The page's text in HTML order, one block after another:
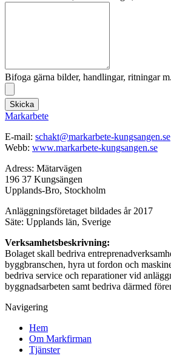
Bifoga gärna bilder, handlingar, ritningar
Skicka
Markarbete
E-mail: schakt@markarbete-kungsangen.se
Webb: www.markarbete-kungsangen.se
Adress: Mätarvägen
196 37 Kungsängen
Upplands-Bro, Stockholm
Anläggningsföretaget bildades år 2017
Säte: Upplands län, Sverige
Verksamhetsbeskrivning:
Bolaget skall bedriva
byggbranschen, hyra ut fordon och
bedriva service och reparationer vid
byggnadsarbeten samt bedriva därmed
Navigering
Hem
Om Markfirman
Tjänster